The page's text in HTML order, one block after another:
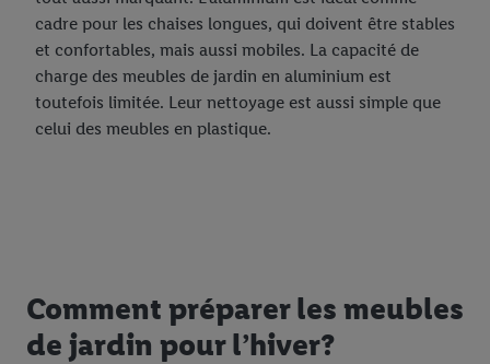
cadre pour les chaises longues, qui doivent être stables
et confortables, mais aussi mobiles. La capacité de
charge des meubles de jardin en aluminium est
toutefois limitée. Leur nettoyage est aussi simple que
celui des meubles en plastique.
Comment préparer les meubles
de jardin pour l’hiver?